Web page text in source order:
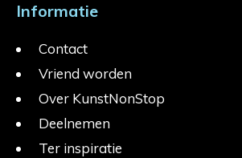
Informatie
Contact
Vriend worden
Over KunstNonStop
Deelnemen
Ter inspiratie